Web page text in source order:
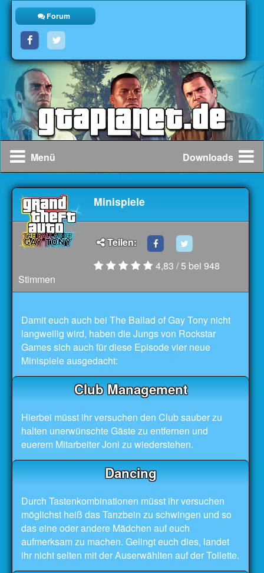
Forum
Menü Downloads
Minispiele
Teilen:
4,83 / 5 bei948
Stimmen
Damit euch auch bei The Ballad of Gay Tony nicht
langweilig wird, haben die Jungs von Rockstar
Games sich auch für diese Episode vier neue
Minispiele ausgedacht:
Club Management
Hierbei müsst ihr versuchen den Club sauber zu
halten unerwünschte Gäste zu entfernen und
euerem Mitarbeiter Joni zu wiederstehen.
Dancing
Durch Tastenkombinationen müsst ihr versuchen
möglichst heiß das Tanzbein zu schwingen und so
das eine oder andere Mädchen auf euch
aufmerksam zu machen. Gelingt euch dies, landet
ihr nicht selten mit der Auserwählten auf der Toilette.